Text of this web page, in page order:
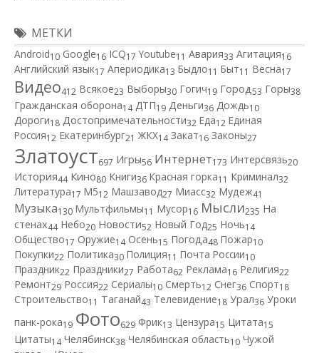
МЕТКИ
Android10 Google16 ICQ17 Youtube11 Авария33 Агитация16
Английский язык17 Апериодика13 Быдло11 Быт11 Весна17
Видео412 Всякое23 Выборы30 Гогич19 Город53 Горы38
Гражданская оборона14 ДТП19 Деньги36 Дождь10
Дороги18 Достопримечательности32 Еда12 Единая
Россия12 Екатеринбург21 ЖКХ14 Закат16 Законы27
Златоуст697 Игры56 Интернет173 Интерсвязь20
История44 Кино80 Книги36 Красная горка11 Криминал32
Литература17 М512 Машзавод27 Миасс32 Мудеж41
Музыка130 Мультфильмы11 Мусор16 Мысли235 На
стенах44 Небо20 Новости52 Новый Год25 Ночь14
Общество17 Оружие14 Осень15 Погода48 Пожар10
Покупки22 Политика30 Полиция11 Почта России10
Праздник22 Праздники27 Работа62 Реклама16 Религия22
Ремонт29 Россия22 Сериалы10 Смерть12 Снег36 Спорт18
Строительство11 Таганай43 Телевидение18 Урал36 Уроки
панк-рока19 Фото629 Фрик13 Цензура15 Цитата15
Цитаты14 Челябинск38 Челябинская область10 Чужой